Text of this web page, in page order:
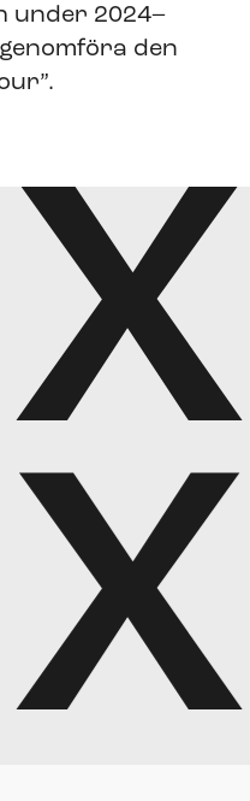
under 2024–
den